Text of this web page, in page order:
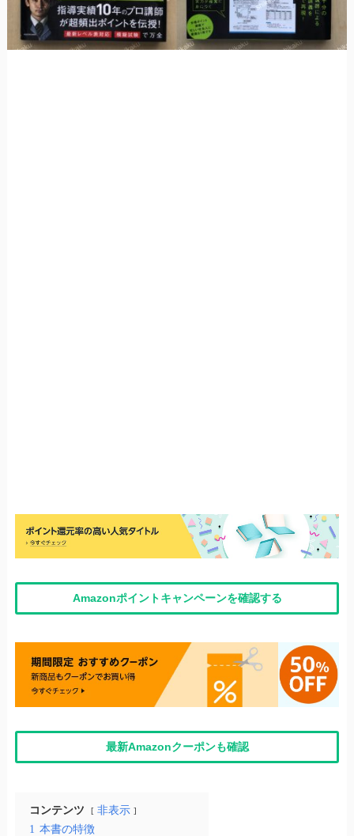
Amazonポイントキャンペーンを確認する
最新Amazonクーポンも確認
コンテンツ
非表示
1 本書の特徴